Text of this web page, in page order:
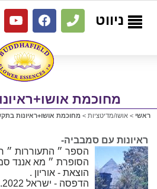
אתר
ניווט
מחוכמת
ראשי > אושו/מדיטציות > מחוכמת אושו+ראיונות
ראיונות עם סמבביה-
הספר ״ התעוררות ״
הסופרת ״ מא אננד
הוצאת - אוריון .
הדפסה - ישראל 2022.